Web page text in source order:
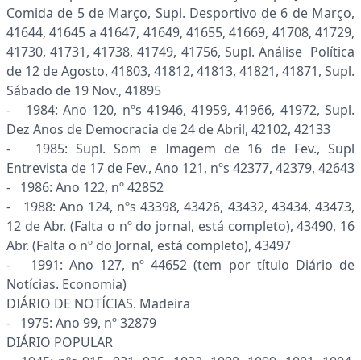
Comida de 5 de Março, Supl. Desportivo de 6 de Março,
41644, 41645 a 41647, 41649, 41655, 41669, 41708, 41729,
41730, 41731, 41738, 41749, 41756, Supl. Análise Política
de 12 de Agosto, 41803, 41812, 41813, 41821, 41871, Supl.
Sábado de 19 Nov., 41895
- 1984: Ano 120, nºs 41946, 41959, 41966, 41972, Supl.
Dez Anos de Democracia de 24 de Abril, 42102, 42133
- 1985: Supl. Som e Imagem de 16 de Fev., Supl
Entrevista de 17 de Fev., Ano 121, nºs 42377, 42379, 42643
- 1986: Ano 122, nº 42852
- 1988: Ano 124, nºs 43398, 43426, 43432, 43434, 43473,
12 de Abr. (Falta o nº do jornal, está completo), 43490, 16
Abr. (Falta o nº do Jornal, está completo), 43497
- 1991: Ano 127, nº 44652 (tem por título Diário de
Notícias. Economia)
DIÁRIO DE NOTÍCIAS. Madeira
- 1975: Ano 99, nº 32879
DIÁRIO POPULAR